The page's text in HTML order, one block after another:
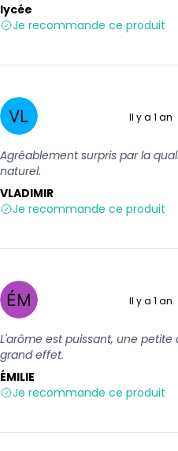
lycée
Je recommande ce produit
Il y a 1 an
Agréablement surpris par la
naturel.
VLADIMIR
Je recommande ce produit
Il y a 1 an
L'arôme est puissant, une
grand effet.
ÉMILIE
Je recommande ce produit